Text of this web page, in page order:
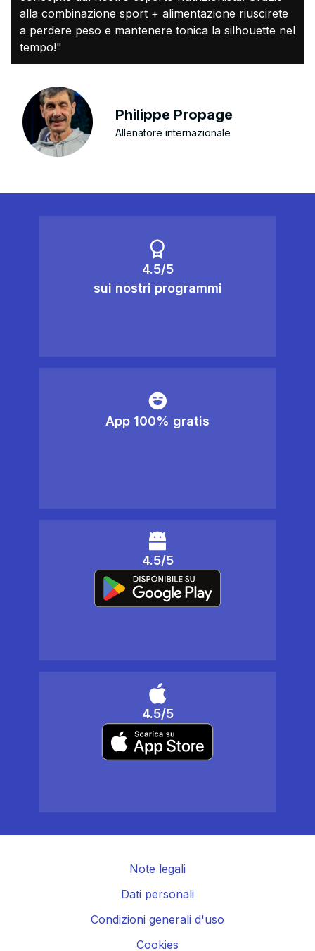
alla combinazione sport + alimentazione riuscirete
a perdere peso e mantenere tonica la silhouette nel
tempo!"
Philippe Propage
Allenatore internazionale
4.5/5
sui nostri programmi
App 100% gratis
4.5/5
4.5/5
Note legali
Dati personali
Condizioni generali d'uso
Cookies